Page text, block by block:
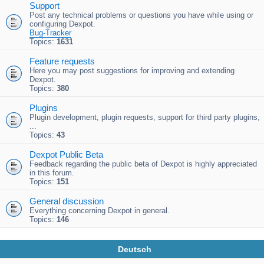
Support
Post any technical problems or questions you have while using or
configuring Dexpot.
Bug-Tracker
Topics: 1631
Feature requests
Here you may post suggestions for improving and extending
Dexpot.
Topics: 380
Plugins
Plugin development, plugin requests, support for third party plugins,
...
Topics: 43
Dexpot Public Beta
Feedback regarding the public beta of Dexpot is highly appreciated
in this forum.
Topics: 151
General discussion
Everything concerning Dexpot in general.
Topics: 146
Deutsch